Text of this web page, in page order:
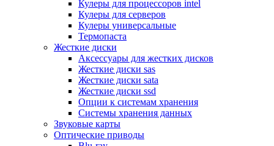
Микрофоны
Элементы питания, батарейки
Портмоне, боксы, стойки для дисков
Презентеры
Виртуальные очки
Аксессуары и опции для ноутбуков
Клавиатуры для ноутбуков
Сумки
Адаптеры и зарядные устройства
Подставки
Док станции, порт репликаторы
Батареи
Разное
Кулеры для процессоров intel
Кулеры для серверов
Кулеры универсальные
Термопаста
Жесткие диски
Аксессуары для жестких дисков
Жесткие диски sas
Жесткие диски sata
Жесткие диски ssd
Опции к системам хранения
Системы хранения данных
Звуковые карты
Оптические приводы